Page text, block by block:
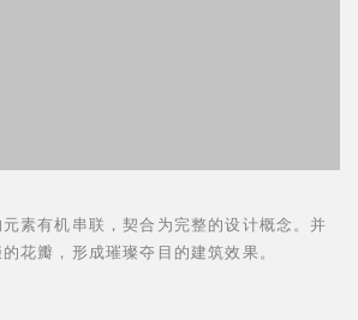
素有机串联，契合为完整的设计概念。并
花瓣，形成璀璨夺目的建筑效果。